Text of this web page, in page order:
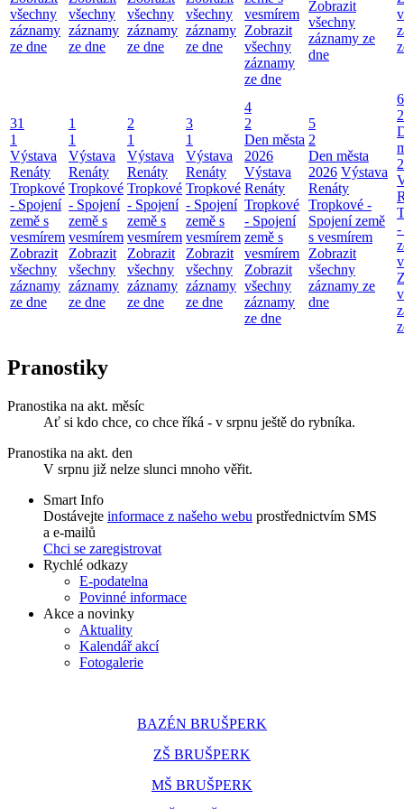
všechny
záznamy
ze dne
všechny
záznamy
ze dne
všechny
záznamy
ze dne
všechny
záznamy
ze dne
vesmírem
Zobrazit
všechny
záznamy
ze dne
Zobrazit
všechny
záznamy ze
dne
31
1
Výstava
Renáty
Tropkové
- Spojení
země s
vesmírem
Zobrazit
všechny
záznamy
ze dne
1
1
Výstava
Renáty
Tropkové
- Spojení
země s
vesmírem
Zobrazit
všechny
záznamy
ze dne
2
1
Výstava
Renáty
Tropkové
- Spojení
země s
vesmírem
Zobrazit
všechny
záznamy
ze dne
3
1
Výstava
Renáty
Tropkové
- Spojení
země s
vesmírem
Zobrazit
všechny
záznamy
ze dne
4
2
Den města
2026
Výstava
Renáty
Tropkové
- Spojení
země s
vesmírem
Zobrazit
všechny
záznamy
ze dne
5
2
Den města
2026 Výstava
Renáty
Tropkové -
Spojení země
s vesmírem
Zobrazit
všechny
záznamy ze
dne
6
2
-
Pranostiky
Pranostika na akt. měsíc
Ať si kdo chce, co chce říká - v srpnu ještě do rybníka.
Pranostika na akt. den
V srpnu již nelze slunci mnoho věřit.
Smart Info
Dostávejte informace z našeho webu prostřednictvím SMS
a e-mailů
Chci se zaregistrovat
Rychlé odkazy
E-podatelna
Povinné informace
Akce a novinky
Aktuality
Kalendář akcí
Fotogalerie
BAZÉN BRUŠPERK
ZŠ BRUŠPERK
MŠ BRUŠPERK